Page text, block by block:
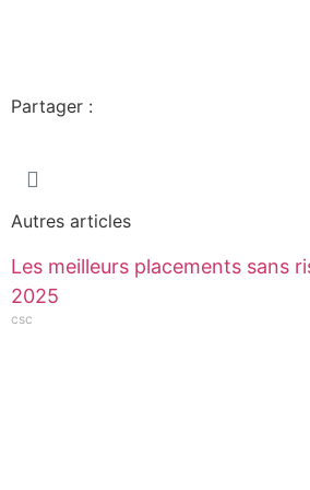
Partager :
Autres articles
Les meilleurs placements sans
2025
csc